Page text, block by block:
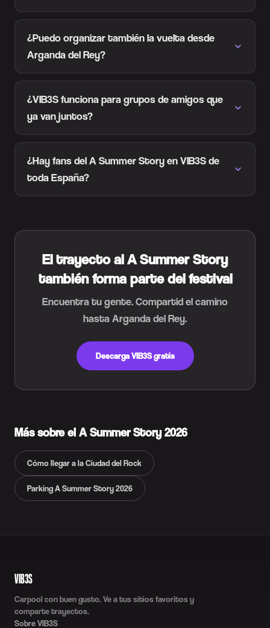
¿Puedo organizar también la vuelta desde
Arganda del Rey?
¿VIB3S funciona para grupos de amigos que
ya van juntos?
¿Hay fans del A Summer Story en VIB3S de
toda España?
El trayecto al A Summer Story
también forma parte del festival
Encuentra tu gente. Compartid el camino
hasta Arganda del Rey.
Descarga VIB3S gratis
Más sobre el A Summer Story 2026
Cómo llegar a la Ciudad del Rock
Parking A Summer Story 2026
VIB3S
Carpool con buen gusto. Ve a tus sitios favoritos y
comparte trayectos.
Sobre VIB3S